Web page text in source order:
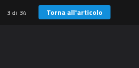
3 di 34 Torna all'articolo